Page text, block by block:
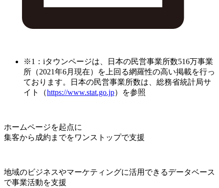
※1：iタウンページは、日本の民営事業所数516万事業
所（2021年6月現在）を上回る網羅性の高い掲載を行っ
ております。日本の民営事業所数は、総務省統計局サ
イト（https://www.stat.go.jp）を参照
ホームページを起点に
集客から成約までをワンストップで支援
地域のビジネスやマーケティングに活用できるデータベース
で事業活動を支援